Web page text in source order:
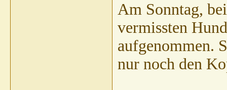
Am Sonntag,
vermissten
aufgenommen.
nur noch den